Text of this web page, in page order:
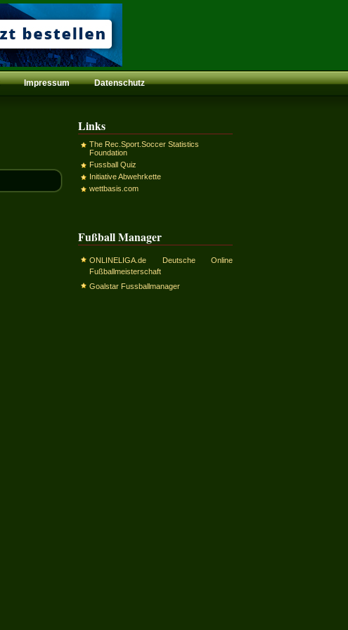
Impressum Datenschutz
Links
The Rec.Sport.Soccer Statistics
Foundation
Fussball Quiz
Initiative Abwehrkette
wettbasis.com
Fußball Manager
ONLINELIGA.de Deutsche Online
Fußballmeisterschaft
Goalstar Fussballmanager